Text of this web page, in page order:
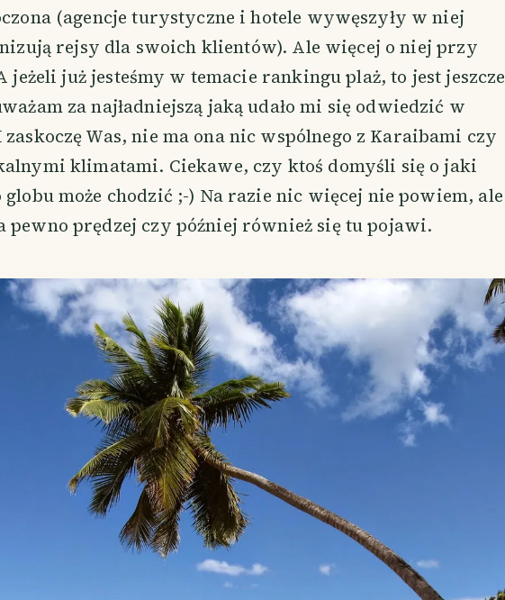
(agencje turystyczne i hotele wywęszyły w niej
rejsy dla swoich klientów). Ale więcej o niej przy
jeżeli już jesteśmy w temacie rankingu plaż, to jest jeszcze
za najładniejszą jaką udało mi się odwiedzić w
Was, nie ma ona nic wspólnego z Karaibami czy
klimatami. Ciekawe, czy ktoś domyśli się o jaki
globu może chodzić ;-) Na razie nic więcej nie powiem, ale
pewno prędzej czy później również się tu pojawi.